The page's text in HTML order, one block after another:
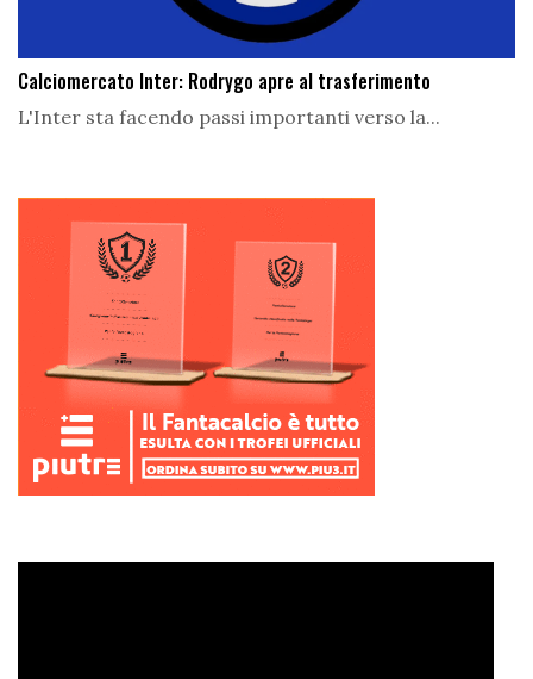
Calciomercato Inter: Rodrygo apre al trasferimento
L'Inter sta facendo passi importanti verso la...